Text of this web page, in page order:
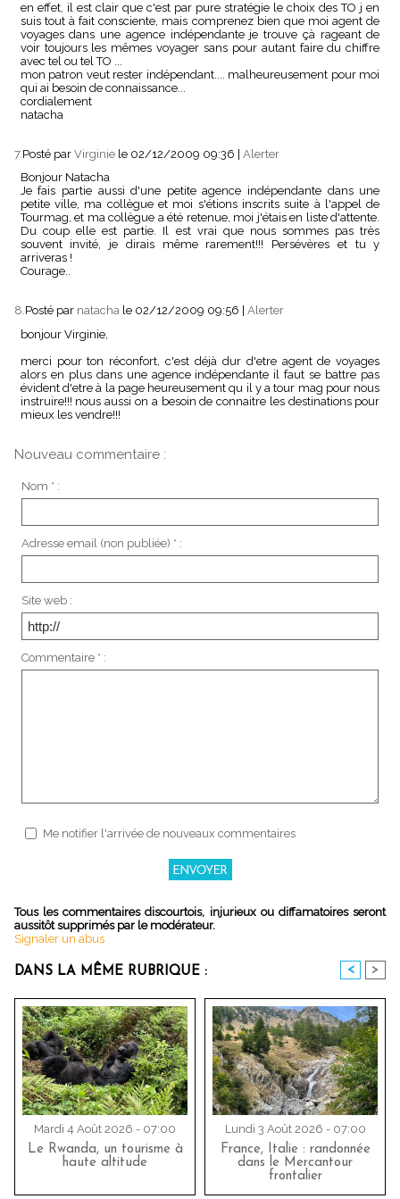
en effet, il est clair que c'est par pure stratégie le choix des TO j en
suis tout à fait consciente, mais comprenez bien que moi agent de
voyages dans une agence indépendante je trouve çà rageant de
voir toujours les mêmes voyager sans pour autant faire du chiffre
avec tel ou tel TO ...
mon patron veut rester indépendant.... malheureusement pour moi
qui ai besoin de connaissance...
cordialement
natacha
7. Posté par Virginie le 02/12/2009 09:36 | Alerter
Bonjour Natacha
Je fais partie aussi d'une petite agence indépendante dans une
petite ville, ma collègue et moi s'étions inscrits suite à l'appel de
Tourmag, et ma collègue a été retenue, moi j'étais en liste d'attente.
Du coup elle est partie. Il est vrai que nous sommes pas très
souvent invité, je dirais même rarement!!! Persévères et tu y
arriveras !
Courage..
8. Posté par natacha le 02/12/2009 09:56
Alerter
bonjour Virginie,
merci pour ton réconfort, c'est déjà dur d'etre agent de voyages
alors en plus dans une agence indépendante il faut se battre pas
évident d'etre à la page heureusement qu il y a tour mag pour nous
instruire!!! nous aussi on a besoin de connaitre les destinations pour
mieux les vendre!!!
Nouveau commentaire :
Nom * :
Adresse email (non publiée) * :
Site web :
Commentaire * :
Me notifier l'arrivée de nouveaux commentaires
Tous les commentaires discourtois, injurieux ou diffamatoires seront
aussitôt supprimés par le modérateur.
Signaler un abus
DANS LA MÊME RUBRIQUE : < >
Mardi 4 Août 2026 - 07:00
Le Rwanda, un tourisme à
haute altitude
Lundi 3 Août 2026 - 07:00
France, Italie : randonnée
dans le Mercantour
frontalier